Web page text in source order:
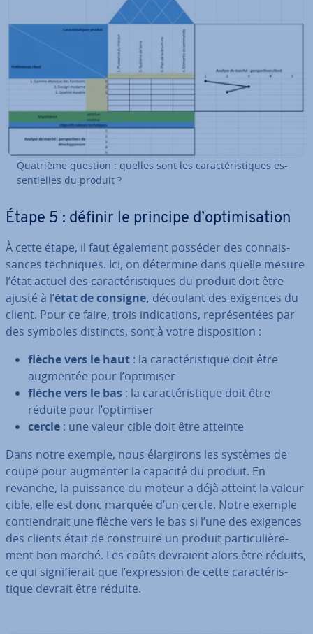
Quatrième question : quelles sont les ca­rac­té­ris­tiques es­
sen­tielles du produit ?
Étape 5 : définir le principe d’op­ti­mi­sa­tion
À cette étape, il faut également posséder des con­nais­
sances tech­niques. Ici, on détermine dans quelle mesure
l’état actuel des ca­rac­té­ris­tiques du produit doit être
ajusté à l’état de consigne, découlant des exigences du
client. Pour ce faire, trois in­di­ca­tions, re­pré­sen­tées par
des symboles distincts, sont à votre dis­po­si­tion :
flèche vers le haut : la ca­rac­té­ris­tique doit être
augmentée pour l’optimiser
flèche vers le bas : la ca­rac­té­ris­tique doit être
réduite pour l’optimiser
cercle : une valeur cible doit être atteinte
Dans notre exemple, nous élar­gi­rons les systèmes de
coupe pour augmenter la capacité du produit. En
revanche, la puissance du moteur a déjà atteint la valeur
cible, elle est donc marquée d’un cercle. Notre exemple
con­tien­drait une flèche vers le bas si l’une des exigences
des clients était de cons­truire un produit par­ti­cu­liè­re­
ment bon marché. Les coûts devraient alors être réduits,
ce qui sig­ni­fie­rait que l’ex­pres­sion de cette ca­rac­té­ris­
tique devrait être réduite.